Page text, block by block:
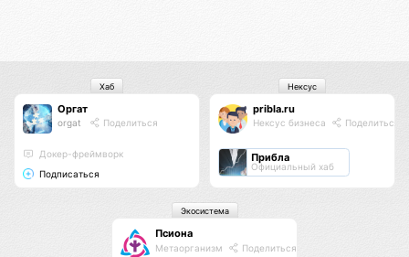
Оргат
orgat Поделиться
Докер-фреймворк
Подписаться
Хаб
pribla.ru
Нексус бизнеса Поделиться
Прибла
Официальный хаб
Нексус
Псиона
Метаорганизм Поделиться
Экосистема